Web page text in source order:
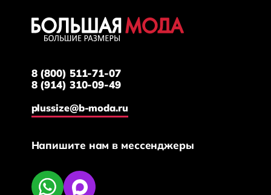
8 (800) 511-71-07
8 (914) 310-09-49
plussize@b-moda.ru
Напишите нам в мессенджеры